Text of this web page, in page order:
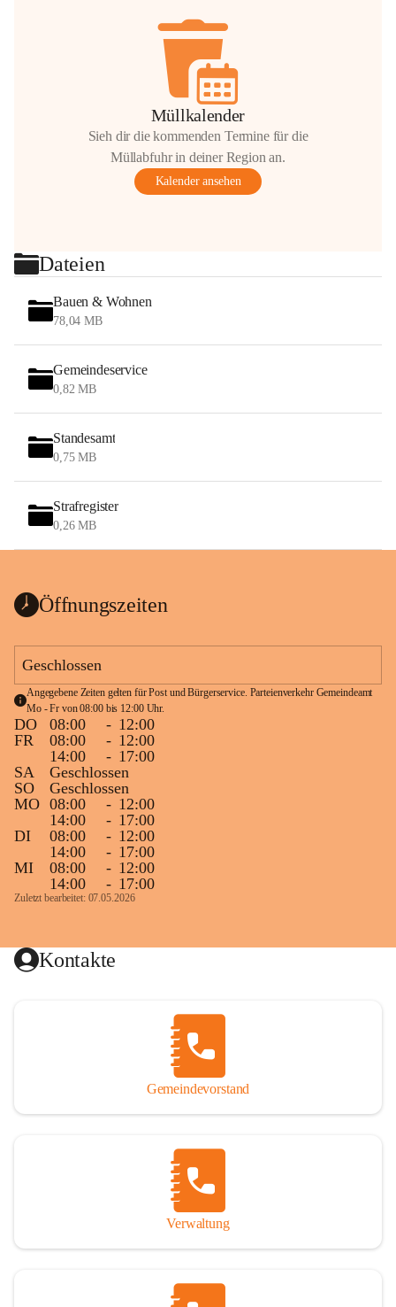
Müllkalender
Sieh dir die kommenden Termine für die
Müllabfuhr in deiner Region an.
Kalender ansehen
Dateien
Bauen & Wohnen
78,04 MB
Gemeindeservice
0,82 MB
Standesamt
0,75 MB
Strafregister
0,26 MB
Öffnungszeiten
Geschlossen
Angegebene Zeiten gelten für Post und Bürgerservice. Parteienverkehr Gemeindeamt
Mo - Fr von 08:00 bis 12:00 Uhr.
DO 08:00 - 12:00
FR
08:00 - 12:00
14:00
- 17:00
SA
Geschlossen
SO
Geschlossen
MO 08:00 - 12:00
14:00
- 17:00
DI
08:00 - 12:00
14:00
- 17:00
MI
08:00 - 12:00
14:00
- 17:00
Zuletzt bearbeitet: 07.05.2026
Kontakte
Gemeindevorstand
Verwaltung